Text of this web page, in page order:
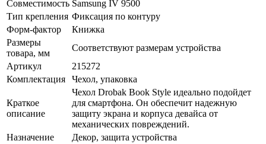
Совместимость Samsung IV 9500
Тип крепления Фиксация по контуру
Форм-фактор
Книжка
Размеры
товара, мм
Соответствуют размерам устройства
Артикул
215272
Комплектация
Чехол, упаковка
Краткое
описание
Чехол Drobak Book Style идеально подойдет
для смартфона. Он обеспечит надежную
защиту экрана и корпуса девайса от
механических повреждений.
Назначение
Декор, защита устройства